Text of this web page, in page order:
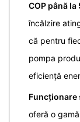
COP până la
încălzire
că pentru
pompa
eficiență
Funcționare
oferă o